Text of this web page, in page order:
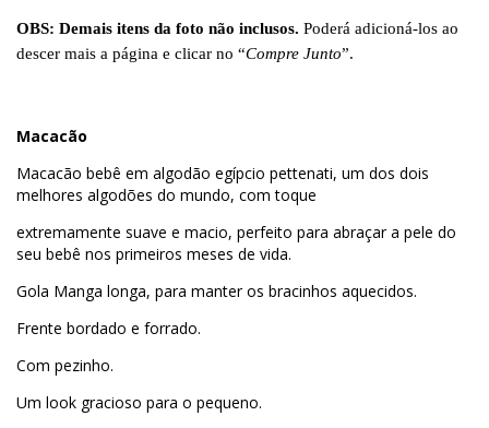
OBS: Demais itens da foto não inclusos. Poderá adicioná-los ao
descer mais a página e clicar no “Compre Junto”.
Macacão
Macacão bebê em algodão egípcio pettenati, um dos dois
melhores algodões do mundo, com toque
extremamente suave e macio, perfeito para abraçar a pele do
seu bebê nos primeiros meses de vida.
Gola Manga longa, para manter os bracinhos aquecidos.
Frente bordado e forrado.
Com pezinho.
Um look gracioso para o pequeno.